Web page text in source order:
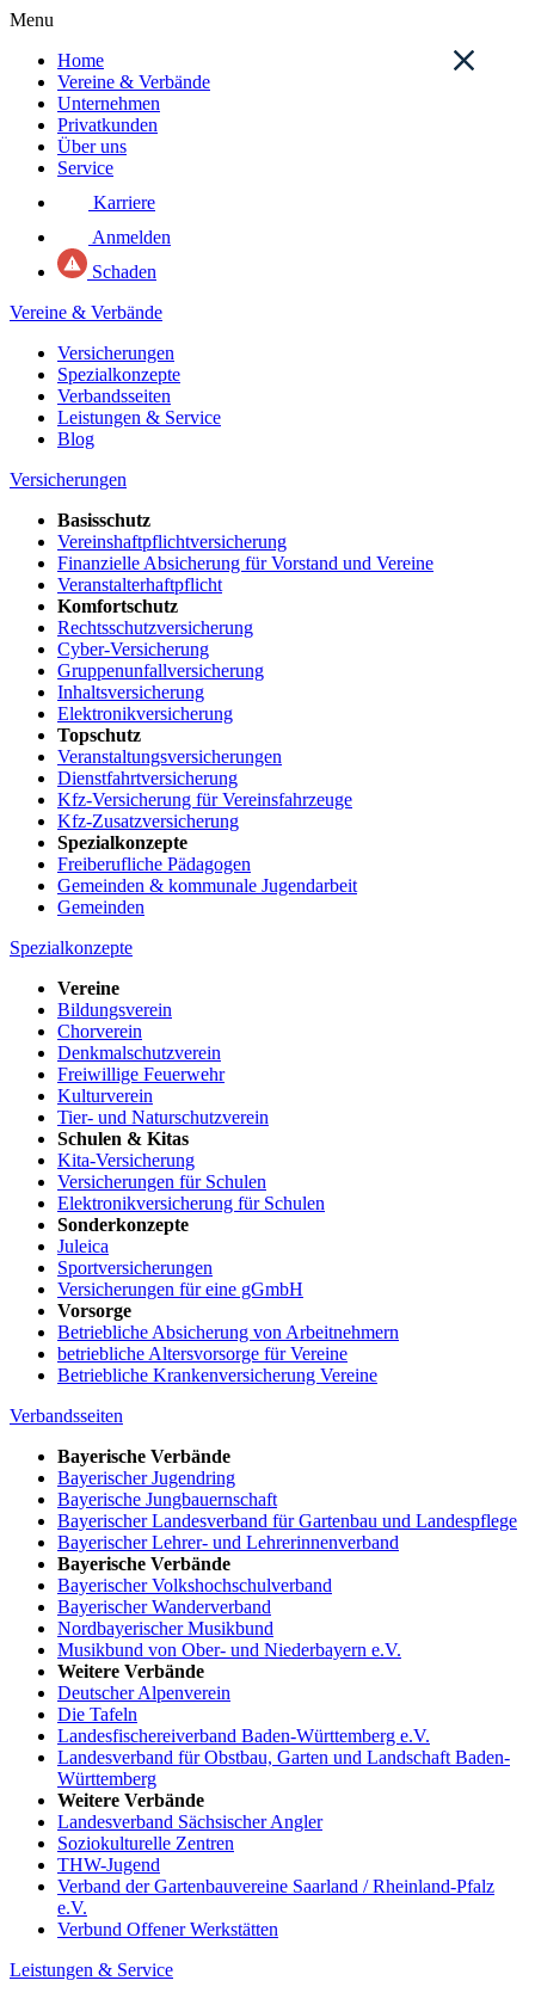
Menu
Home
Vereine & Verbände
Unternehmen
Privatkunden
Über uns
Service
Karriere
Anmelden
Schaden
Vereine & Verbände
Versicherungen
Spezialkonzepte
Verbandsseiten
Leistungen & Service
Blog
Versicherungen
Basisschutz
Vereinshaftpflichtversicherung
Finanzielle Absicherung für Vorstand und Vereine
Veranstalterhaftpflicht
Komfortschutz
Rechtsschutzversicherung
Cyber-Versicherung
Gruppenunfallversicherung
Inhaltsversicherung
Elektronikversicherung
Topschutz
Veranstaltungsversicherungen
Dienstfahrtversicherung
Kfz-Versicherung für Vereinsfahrzeuge
Kfz-Zusatzversicherung
Spezialkonzepte
Freiberufliche Pädagogen
Gemeinden & kommunale Jugendarbeit
Gemeinden
Spezialkonzepte
Vereine
Bildungsverein
Chorverein
Denkmalschutzverein
Freiwillige Feuerwehr
Kulturverein
Tier- und Naturschutzverein
Schulen & Kitas
Kita-Versicherung
Versicherungen für Schulen
Elektronikversicherung für Schulen
Sonderkonzepte
Juleica
Sportversicherungen
Versicherungen für eine gGmbH
Vorsorge
Betriebliche Absicherung von Arbeitnehmern
betriebliche Altersvorsorge für Vereine
Betriebliche Krankenversicherung Vereine
Verbandsseiten
Bayerische Verbände
Bayerischer Jugendring
Bayerische Jungbauernschaft
Bayerischer Landesverband für Gartenbau und Landespflege
Bayerischer Lehrer- und Lehrerinnenverband
Bayerische Verbände
Bayerischer Volkshochschulverband
Bayerischer Wanderverband
Nordbayerischer Musikbund
Musikbund von Ober- und Niederbayern e.V.
Weitere Verbände
Deutscher Alpenverein
Die Tafeln
Landesfischereiverband Baden-Württemberg e.V.
Landesverband für Obstbau, Garten und Landschaft Baden-
Württemberg
Weitere Verbände
Landesverband Sächsischer Angler
Soziokulturelle Zentren
THW-Jugend
Verband der Gartenbauvereine Saarland / Rheinland-Pfalz
e.V.
Verbund Offener Werkstätten
Leistungen & Service